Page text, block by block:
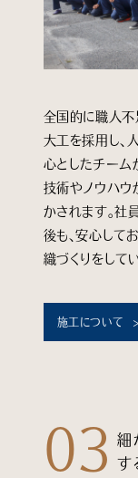
全国的に職人不
大工を採用し、
心としたチーム
技術やノウハウ
かされます。社
後も、安心して
織づくりをしてい
施工について
03
細
す